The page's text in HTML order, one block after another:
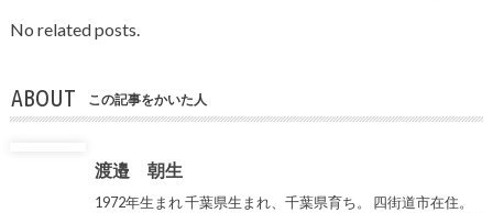
No related posts.
ABOUT この記事をかいた人
渡邉 朝生
1972年生まれ 千葉県生まれ、千葉県育ち。 四街道市在住。